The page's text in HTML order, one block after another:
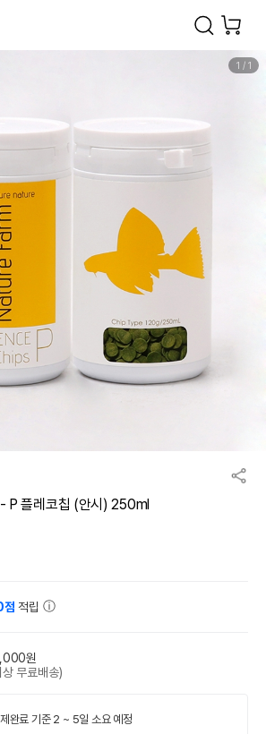
1 / 1
P 플레코칩 (안시) 250ml
적립
원
무료배송)
완료 기준 2 ~ 5일 소요 예정